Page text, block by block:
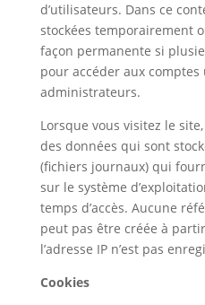
d’utilisateurs. Dans ce
stockées temporairement
façon permanente si
pour accéder aux
administrateurs.
Lorsque vous visitez le
des données qui sont
(fichiers journaux) qui
sur le système
temps d’accès. Aucune
peut pas être créée à
l’adresse IP n’est pas
Cookies